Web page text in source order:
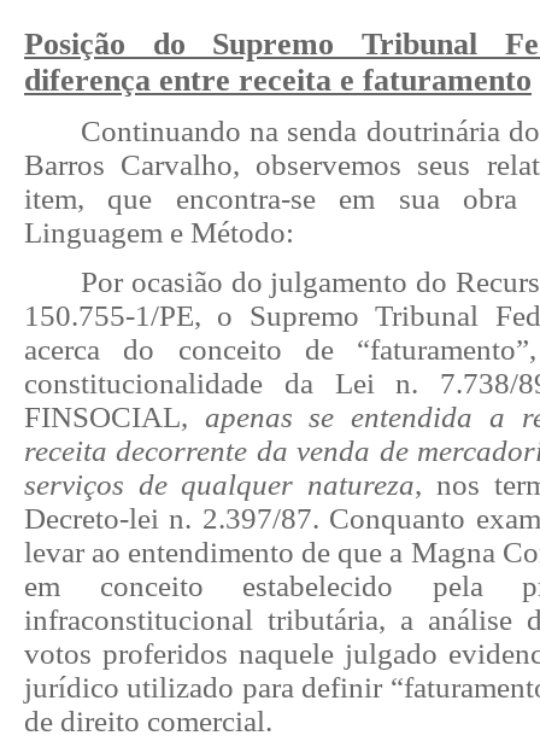
Posição do Supremo Tribunal
diferença entre receita e faturamento
Continuando na senda doutrinária
Barros Carvalho, observemos seus
item, que encontra-se em sua obra
Linguagem e Método:
Por ocasião do julgamento do
150.755-1/PE, o Supremo Tribunal
acerca do conceito de
constitucionalidade da Lei n. 7.738/
FINSOCIAL, apenas se entendida a
receita decorrente da venda de
serviços de qualquer natureza, nos
Decreto-lei n. 2.397/87. Conquanto
levar ao entendimento de que a Magna
em conceito estabelecido pela
infraconstitucional tributária, a análise
votos proferidos naquele julgado
jurídico utilizado para definir
de direito comercial.